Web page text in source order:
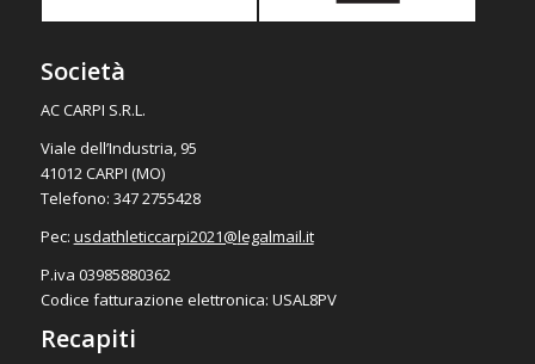
Società
AC CARPI S.R.L.
Viale dell’Industria, 95
41012 CARPI (MO)
Telefono: 347 2755428
Pec: usdathleticcarpi2021@legalmail.it
P.iva 03985880362
Codice fatturazione elettronica: USAL8PV
Recapiti